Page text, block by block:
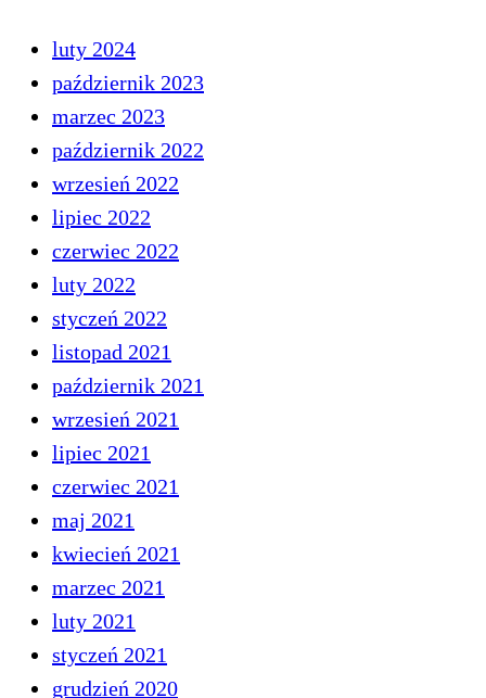
luty 2024
październik 2023
marzec 2023
październik 2022
wrzesień 2022
lipiec 2022
czerwiec 2022
luty 2022
styczeń 2022
listopad 2021
październik 2021
wrzesień 2021
lipiec 2021
czerwiec 2021
maj 2021
kwiecień 2021
marzec 2021
luty 2021
styczeń 2021
grudzień 2020